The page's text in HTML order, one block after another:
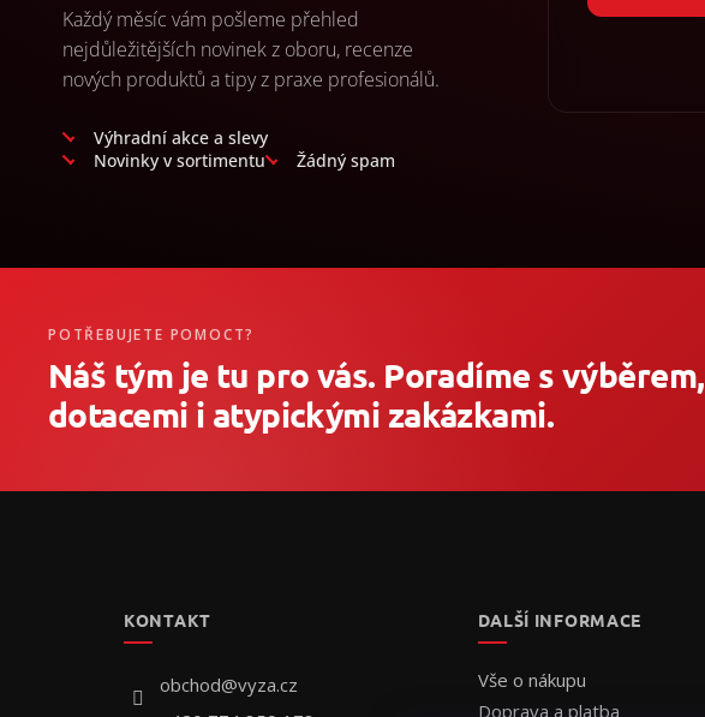
Každý měsíc vám pošleme přehled
nejdůležitějších novinek z oboru, recenze
nových produktů a tipy z praxe profesionálů.
Výhradní akce a slevy
Novinky v sortimentu
Žádný spam
POTŘEBUJETE POMOCT?
Náš tým je tu pro vás. Poradíme s výběrem,
dotacemi i atypickými zakázkami.
KONTAKT
obchod@vyza.cz
DALŠÍ INFORMACE
Vše o nákupu
Doprava a platba